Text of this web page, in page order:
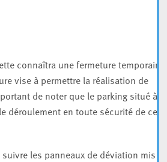
connaîtra une fermeture temporaire
vise à permettre la réalisation de
de noter que le parking situé à
en toute sécurité de ces
les panneaux de déviation mis en